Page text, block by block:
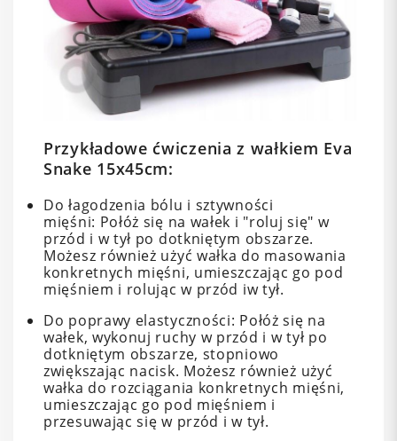
Przykładowe ćwiczenia z wałkiem Eva
Snake 15x45cm:
Do łagodzenia bólu i sztywności
mięśni: Połóż się na wałek i "roluj się" w
przód i w tył po dotkniętym obszarze.
Możesz również użyć wałka do masowania
konkretnych mięśni, umieszczając go pod
mięśniem i rolując w przód iw tył.
Do poprawy elastyczności: Połóż się na
wałek, wykonuj ruchy w przód i w tył po
dotkniętym obszarze, stopniowo
zwiększając nacisk. Możesz również użyć
wałka do rozciągania konkretnych mięśni,
umieszczając go pod mięśniem i
przesuwając się w przód i w tył.